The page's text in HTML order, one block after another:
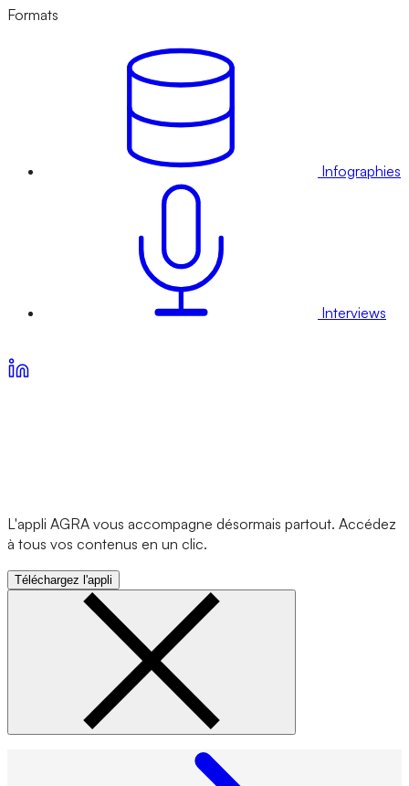
Formats
Infographies
Interviews
L'appli AGRA vous accompagne désormais partout. Accédez
à tous vos contenus en un clic.
Téléchargez l'appli